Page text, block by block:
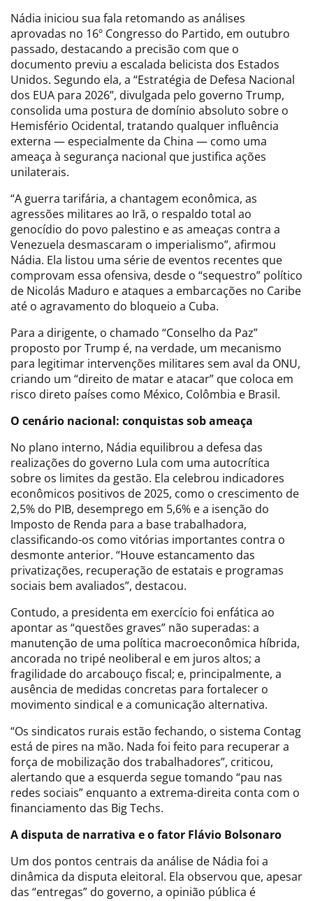
Nádia iniciou sua fala retomando as análises
aprovadas no 16º Congresso do Partido, em outubro
passado, destacando a precisão com que o
documento previu a escalada belicista dos Estados
Unidos. Segundo ela, a “Estratégia de Defesa Nacional
dos EUA para 2026”, divulgada pelo governo Trump,
consolida uma postura de domínio absoluto sobre o
Hemisfério Ocidental, tratando qualquer influência
externa — especialmente da China — como uma
ameaça à segurança nacional que justifica ações
unilaterais.
“A guerra tarifária, a chantagem econômica, as
agressões militares ao Irã, o respaldo total ao
genocídio do povo palestino e as ameaças contra a
Venezuela desmascaram o imperialismo”, afirmou
Nádia. Ela listou uma série de eventos recentes que
comprovam essa ofensiva, desde o “sequestro” político
de Nicolás Maduro e ataques a embarcações no Caribe
até o agravamento do bloqueio a Cuba.
Para a dirigente, o chamado “Conselho da Paz”
proposto por Trump é, na verdade, um mecanismo
para legitimar intervenções militares sem aval da ONU,
criando um “direito de matar e atacar” que coloca em
risco direto países como México, Colômbia e Brasil.
O cenário nacional: conquistas sob ameaça
No plano interno, Nádia equilibrou a defesa das
realizações do governo Lula com uma autocrítica
sobre os limites da gestão. Ela celebrou indicadores
econômicos positivos de 2025, como o crescimento de
2,5% do PIB, desemprego em 5,6% e a isenção do
Imposto de Renda para a base trabalhadora,
classificando-os como vitórias importantes contra o
desmonte anterior. “Houve estancamento das
privatizações, recuperação de estatais e programas
sociais bem avaliados”, destacou.
Contudo, a presidenta em exercício foi enfática ao
apontar as “questões graves” não superadas: a
manutenção de uma política macroeconômica híbrida,
ancorada no tripé neoliberal e em juros altos; a
fragilidade do arcabouço fiscal; e, principalmente, a
ausência de medidas concretas para fortalecer o
movimento sindical e a comunicação alternativa.
“Os sindicatos rurais estão fechando, o sistema Contag
está de pires na mão. Nada foi feito para recuperar a
força de mobilização dos trabalhadores”, criticou,
alertando que a esquerda segue tomando “pau nas
redes sociais” enquanto a extrema-direita conta com o
financiamento das Big Techs.
A disputa de narrativa e o fator Flávio Bolsonaro
Um dos pontos centrais da análise de Nádia foi a
dinâmica da disputa eleitoral. Ela observou que, apesar
das “entregas” do governo, a opinião pública é